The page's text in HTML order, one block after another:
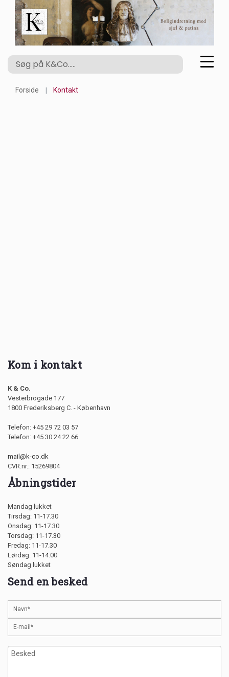
Forside Kontakt
Kom i kontakt
K & Co.
Vesterbrogade 177
1800 Frederiksberg C. - København
Telefon: +45 29 72 03 57
Telefon: +45 30 24 22 66
mail@k-co.dk
CVR.nr.: 15269804
Åbningstider
Mandag lukket
Tirsdag: 11-17.30
Onsdag: 11-17.30
Torsdag: 11-17.30
Fredag: 11-17.30
Lørdag: 11-14.00
Søndag lukket
Send en besked